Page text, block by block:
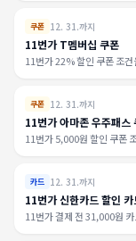
쿠폰 12. 31.까지
11번가 T멤버십 쿠폰
11번가 22% 할인 쿠폰 조
쿠폰 12. 31.까지
11번가 아마존 우주패스
11번가 5,000원 할인 쿠폰
카드 12. 31.까지
11번가 신한카드 할인 카
11번가 결제 전 31,000원